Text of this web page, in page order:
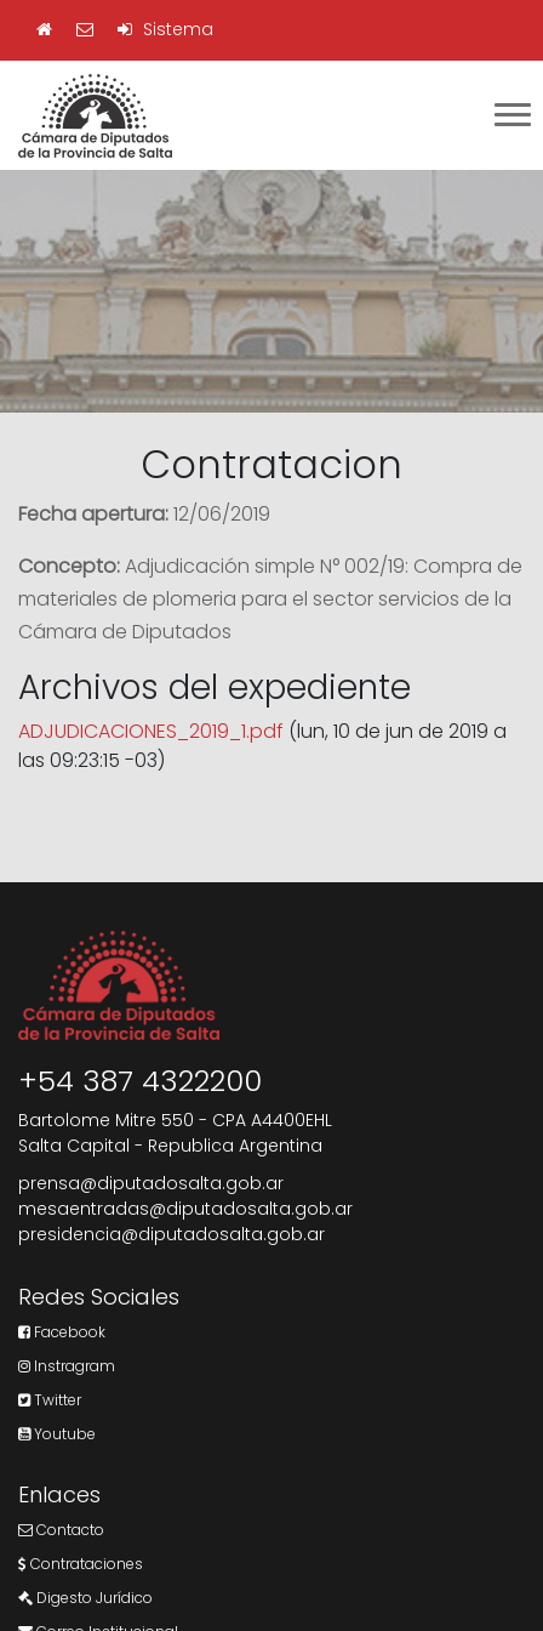
Sistema
Contratacion
Fecha apertura:12/06/2019
Concepto:Adjudicación simple N° 002/19: Compra de
materiales de plomeria para el sector servicios de la
Cámara de Diputados
Archivos del expediente
ADJUDICACIONES_2019_1.pdf (lun, 10 de jun de 2019 a
las 09:23:15 -03)
+54 387 4322200
Bartolome Mitre 550 - CPA A4400EHL
Salta Capital - Republica Argentina
prensa@diputadosalta.gob.ar
mesaentradas@diputadosalta.gob.ar
presidencia@diputadosalta.gob.ar
Redes Sociales
Facebook
Instragram
Twitter
Youtube
Enlaces
Contacto
Contrataciones
Digesto Jurídico